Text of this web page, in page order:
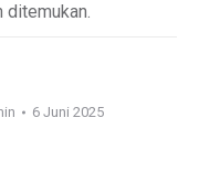
ditemukan.
6 Juni 2025